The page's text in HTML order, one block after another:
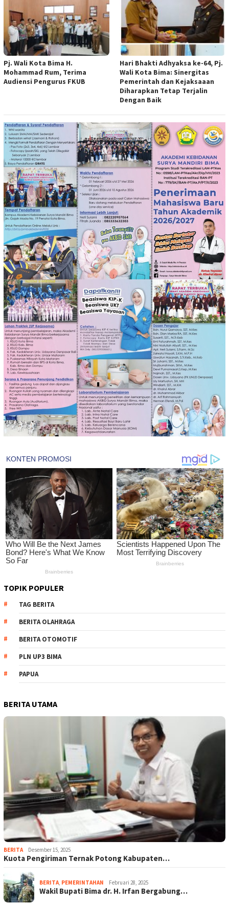
Pj. Wali Kota Bima H.
Mohammad Rum, Terima
Audiensi Pengurus FKUB
Hari Bhakti Adhyaksa ke-64, Pj.
Wali Kota Bima: Sinergitas
Pemerintah dan Kejaksaaan
Diharapkan Tetap Terjalin
Dengan Baik
TOPIK POPULER
TAG BERITA
BERITA OLAHRAGA
BERITA OTOMOTIF
PLN UP3 BIMA
PAPUA
BERITA UTAMA
BERITA Desember 15, 2025
Kuota Pengiriman Ternak Potong Kabupaten…
BERITA, PEMERINTAHAN Februari 28, 2025
Wakil Bupati Bima dr. H. Irfan Bergabung…